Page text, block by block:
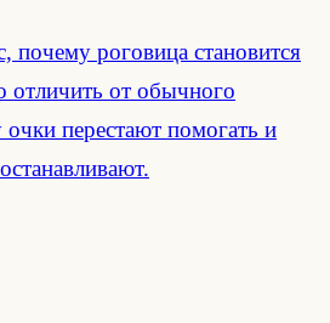
почему роговица становится
отличить от обычного
перестают помогать и